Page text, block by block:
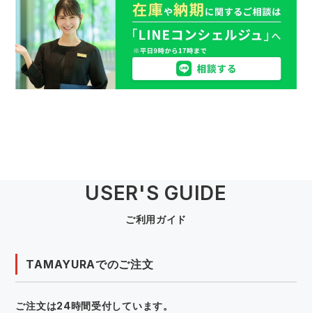
USER'S GUIDE
ご利用ガイド
TAMAYURAでのご注文
ご注文は24時間受付しています。